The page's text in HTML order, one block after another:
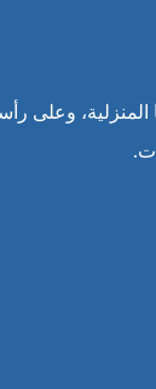
المنزلية، وعلى